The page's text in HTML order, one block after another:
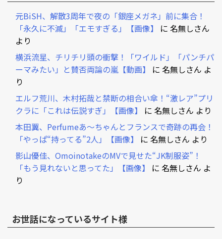
元BiSH、解散3周年で夜の「銀座メガネ」前に集合！
「永久に不滅」「エモすぎる」【画像】
に 名無しさん
より
横浜流星、チリチリ頭の衝撃！「ワイルド」「パンチパ
ーマみたい」と賛否両論の嵐【動画】
に 名無しさん よ
り
エルフ荒川、木村拓哉と禁断の相合い傘！“激レア”プリ
クラに「これは伝説すぎ」【画像】
に 名無しさん より
本田翼、Perfumeあ～ちゃんとフランスで奇跡の再会！
「やっぱ“持ってる”2人」【画像】
に 名無しさん より
影山優佳、OmoinotakeのMVで見せた“JK制服姿”！
「もう見れないと思ってた」【画像】
に 名無しさん よ
り
お世話になっているサイト様